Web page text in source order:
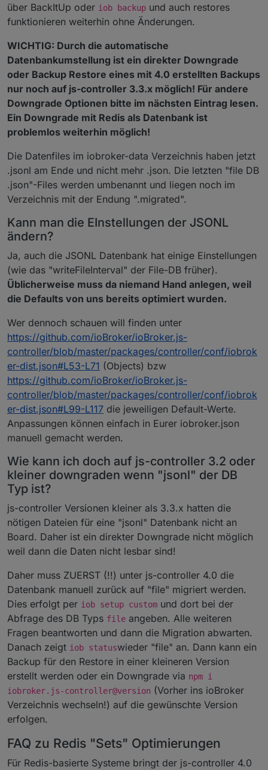
über BackItUp oder iob backup und auch restores
funktionieren weiterhin ohne Änderungen.
WICHTIG: Durch die automatische
Datenbankumstellung ist ein direkter Downgrade
oder Backup Restore eines mit 4.0 erstellten Backups
nur noch auf js-controller 3.3.x möglich! Für andere
Downgrade Optionen bitte im nächsten Eintrag lesen.
Ein Downgrade mit Redis als Datenbank ist
problemlos weiterhin möglich!
Die Datenfiles im iobroker-data Verzeichnis haben jetzt
.jsonl am Ende und nicht mehr .json. Die letzten "file DB
.json"-Files werden umbenannt und liegen noch im
Verzeichnis mit der Endung ".migrated".
Kann man die EInstellungen der JSONL
ändern?
Ja, auch die JSONL Datenbank hat einige Einstellungen
(wie das "writeFileInterval" der File-DB früher).
Üblicherweise muss da niemand Hand anlegen, weil
die Defaults von uns bereits optimiert wurden.
Wer dennoch schauen will finden unter
https://github.com/ioBroker/ioBroker.js-
controller/blob/master/packages/controller/conf/iobrok
er-dist.json#L53-L71 (Objects) bzw
https://github.com/ioBroker/ioBroker.js-
controller/blob/master/packages/controller/conf/iobrok
er-dist.json#L99-L117 die jeweiligen Default-Werte.
Anpassungen können einfach in Eurer iobroker.json
manuell gemacht werden.
Wie kann ich doch auf js-controller 3.2 oder
kleiner downgraden wenn "jsonl" der DB
Typ ist?
js-controller Versionen kleiner als 3.3.x hatten die
nötigen Dateien für eine "jsonl" Datenbank nicht an
Board. Daher ist ein direkter Downgrade nicht möglich
weil dann die Daten nicht lesbar sind!
Daher muss ZUERST (!!) unter js-controller 4.0 die
Datenbank manuell zurück auf "file" migriert werden.
Dies erfolgt per iob setup custom und dort bei der
Abfrage des DB Typs file angeben. Alle weiteren
Fragen beantworten und dann die Migration abwarten.
Danach zeigt iob statuswieder "file" an. Dann kann ein
Backup für den Restore in einer kleineren Version
erstellt werden oder ein Downgrade via npm i
iobroker.js-controller@version (Vorher ins ioBroker
Verzeichnis wechseln!) auf die gewünschte Version
erfolgen.
FAQ zu Redis "Sets" Optimierungen
Für Redis-basierte Systeme bringt der js-controller 4.0